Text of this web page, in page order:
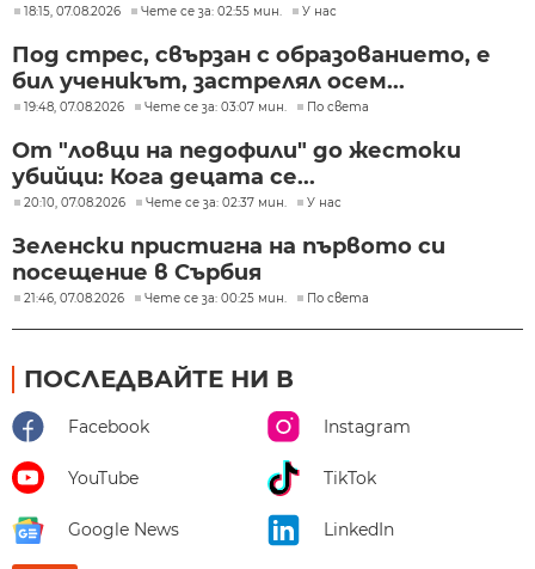
18:15, 07.08.2026 Чете се за: 02:55 мин. У нас
Под стрес, свързан с образованието, е
бил ученикът, застрелял осем...
19:48, 07.08.2026 Чете се за: 03:07 мин. По света
От "ловци на педофили" до жестоки
убийци: Кога децата се...
20:10, 07.08.2026 Чете се за: 02:37 мин. У нас
Зеленски пристигна на първото си
посещение в Сърбия
21:46, 07.08.2026 Чете се за: 00:25 мин. По света
ПОСЛЕДВАЙТЕ НИ В
Facebook Instagram
YouTube TikTok
Google News LinkedIn